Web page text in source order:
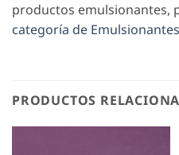
productos emulsionantes,
categoría de
PRODUCTOS